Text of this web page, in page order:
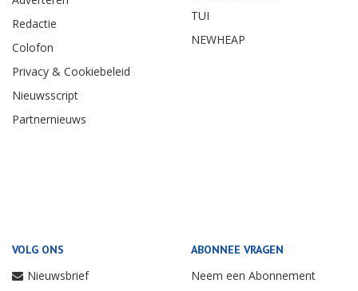
Redactie
Colofon
Privacy & Cookiebeleid
Nieuwsscript
Partnernieuws
TUI
NEWHEAP
VOLG ONS
Nieuwsbrief
ABONNEE VRAGEN
Neem een Abonnement